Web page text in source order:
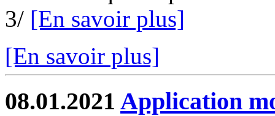
3/ [En savoir plus]
[En savoir plus]
08.01.2021 Application